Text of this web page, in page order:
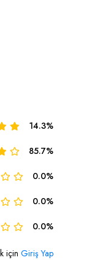
14.3%
85.7%
0.0%
0.0%
0.0%
için Giriş Yap